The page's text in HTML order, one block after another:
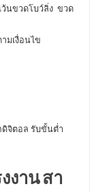
ว้นขวดโบว์ลิ่ง ขวด
มเงื่อนไข
จิตอล รับขั้นต่ำ
งาน สา